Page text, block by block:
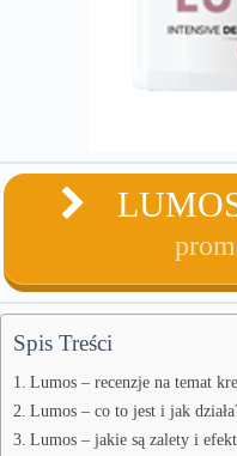
Spis Treści
Lumos – recenzje na temat
Lumos – co to jest i jak
Lumos – jakie są zalety i